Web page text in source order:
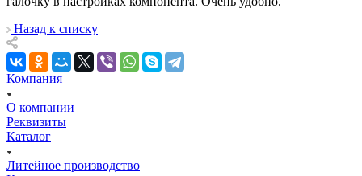
Назад к списку
Компания
О компании
Реквизиты
Каталог
Литейное производство